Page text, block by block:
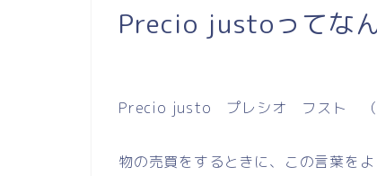
Precio justoってな
Precio justo プレシオ フスト （
物の売買をするときに、この言葉を